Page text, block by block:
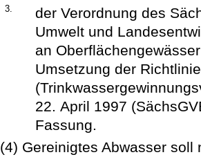
3.
der Verordnung des
Umwelt und
an
Umsetzung der
22. April 1997
Fassung.
(4) Gereinigtes Abwasser